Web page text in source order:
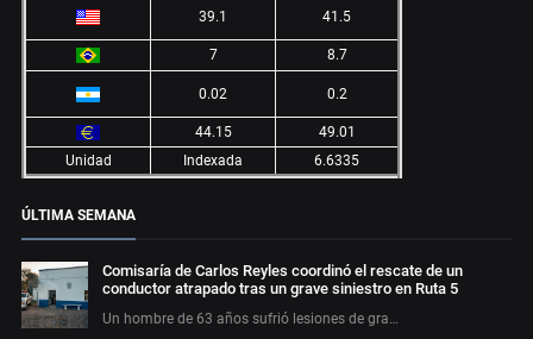
39.1 41.5
7 8.7
0.02 0.2
44.15
49.01
Unidad
Indexada 6.6335
ÚLTIMA SEMANA
Comisaría de Carlos Reyles coordinó el rescate de un
conductor atrapado tras un grave siniestro en Ruta 5
Un hombre de 63 años sufrió lesiones de gra…